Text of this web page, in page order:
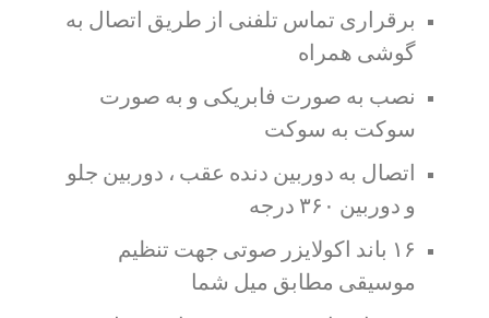
برقراری تماس تلفنی از طریق اتصال به
گوشی همراه
نصب به صورت فابریکی و به صورت
سوکت به سوکت
اتصال به دوربین دنده عقب ، دوربین جلو
و دوربین ۳۶۰ درجه
۱۶ باند اکولایزر صوتی جهت تنظیم
موسیقی مطابق میل شما